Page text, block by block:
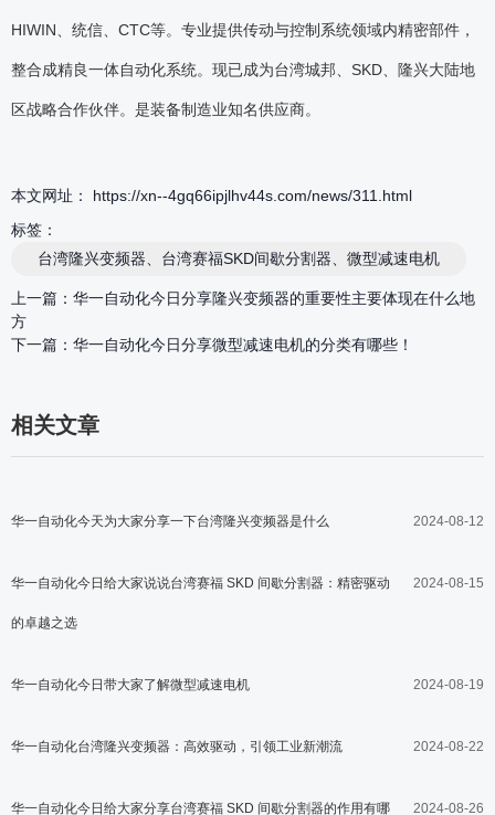
HIWIN、统信、CTC等。专业提供传动与控制系统领域内精密部件，
整合成精良一体自动化系统。现已成为台湾城邦、SKD、隆兴大陆地
区战略合作伙伴。是装备制造业知名供应商。
本文网址： https://xn--4gq66ipjlhv44s.com/news/311.html
标签：
台湾隆兴变频器、台湾赛福SKD间歇分割器、微型减速电机
上一篇： 华一自动化今日分享隆兴变频器的重要性主要体现在什么地
方
下一篇： 华一自动化今日分享微型减速电机的分类有哪些！
相关文章
2024-08-12
华一自动化今天为大家分享一下台湾隆兴变频器是什么
2024-08-15
华一自动化今日给大家说说台湾赛福 SKD 间歇分割器：精密驱动
的卓越之选
2024-08-19
华一自动化今日带大家了解微型减速电机
2024-08-22
华一自动化台湾隆兴变频器：高效驱动，引领工业新潮流
2024-08-26
华一自动化今日给大家分享台湾赛福 SKD 间歇分割器的作用有哪